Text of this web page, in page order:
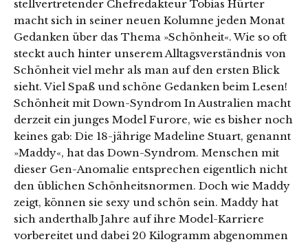
stellvertretender Chefredakteur Tobias Hürter
macht sich in seiner neuen Kolumne jeden Monat
Gedanken über das Thema »Schönheit«. Wie so oft
steckt auch hinter unserem Alltagsverständnis von
Schönheit viel mehr als man auf den ersten Blick
sieht. Viel Spaß und schöne Gedanken beim Lesen!
Schönheit mit Down-Syndrom In Australien macht
derzeit ein junges Model Furore, wie es bisher noch
keines gab: Die 18-jährige Madeline Stuart, genannt
»Maddy«, hat das Down-Syndrom. Menschen mit
dieser Gen-Anomalie entsprechen eigentlich nicht
den üblichen Schönheitsnormen. Doch wie Maddy
zeigt, können sie sexy und schön sein. Maddy hat
sich anderthalb Jahre auf ihre Model-Karriere
vorbereitet und dabei 20 Kilogramm abgenommen